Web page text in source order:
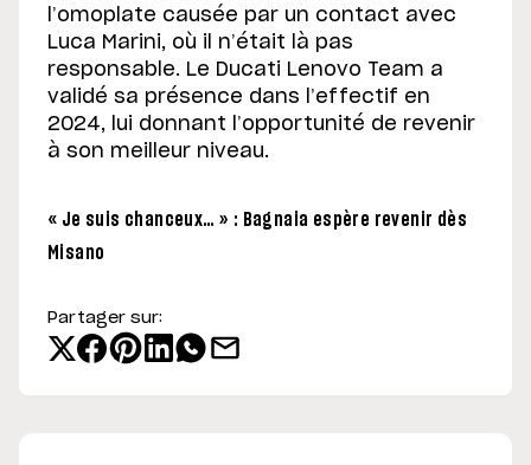
l’omoplate causée par un contact avec
Luca Marini, où il n’était là pas
responsable. Le Ducati Lenovo Team a
validé sa présence dans l’effectif en
2024, lui donnant l’opportunité de revenir
à son meilleur niveau.
« Je suis chanceux… » : Bagnaia espère revenir dès
Misano
Partager sur: